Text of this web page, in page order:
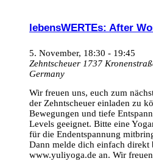
lebensWERTEs: After
5. November, 18:30 - 19:45
Zehntscheuer 1737
Germany
Wir freuen uns, euch zum
der Zehntscheuer einladen zu
Bewegungen und tiefe
Levels geeignet. Bitte eine
für die Endentspannung
Dann melde dich einfach direkt
www.yuliyoga.de an. Wir